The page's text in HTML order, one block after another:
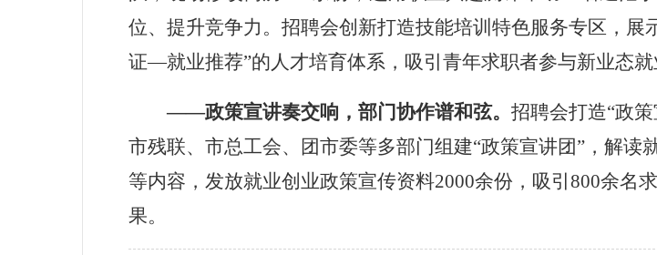
位、提升竞争力。招聘会创新打造技能培训特色服务专区，展
证—就业推荐”的人才培育体系， 吸引青年求职者参与新业态就
——政策宣讲奏交响 ，部门协作谱和弦。招聘会打造“政
市残联、市总工会、团市委等多部门组建“政策宣讲团”，解读
等内容， 发放就业创业政策宣传资料2000余份 ， 吸引800余名
果。